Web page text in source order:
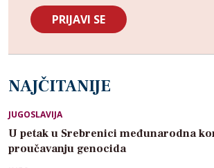
NAJČITANIJE
JUGOSLAVIJA
U petak u Srebrenici međunarodna
proučavanju genocida